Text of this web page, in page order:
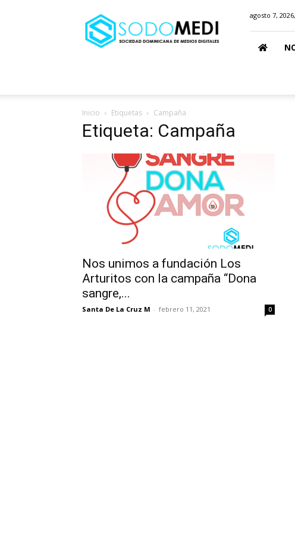
agosto 7,
Inicio Etiquetas Campaña
Etiqueta: Campaña
Nos unimos a fundación Los
Arturitos con la campaña “Dona
sangre,...
Santa De La Cruz M - febrero 11, 2021 0